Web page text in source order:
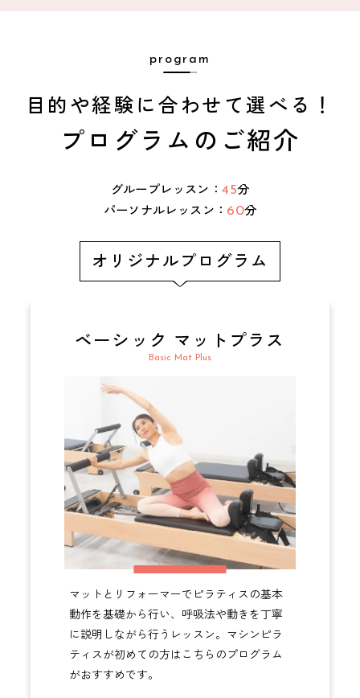
program
目的や経験に合わせて選べる！
プログラムのご紹介
グループレッスン：45分
パーソナルレッスン： 60分
オリジナルプログラム
ベーシック マットプラス
Basic Mat Plus
マットとリフォーマーでピラティスの基本
動作を基礎から行い、呼吸法や動きを丁寧
に説明しながら行うレッスン。マシンピラ
ティスが初めての方はこちらのプログラム
がおすすめです。